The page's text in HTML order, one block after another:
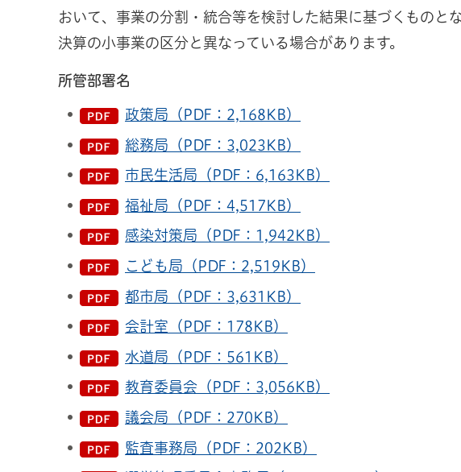
おいて、事業の分割・統合等を検討した結果に基づくものと
決算の小事業の区分と異なっている場合があります。
所管部署名
政策局（PDF：2,168KB）
総務局（PDF：3,023KB）
市民生活局（PDF：6,163KB）
福祉局（PDF：4,517KB）
感染対策局（PDF：1,942KB）
こども局（PDF：2,519KB）
都市局（PDF：3,631KB）
会計室（PDF：178KB）
水道局（PDF：561KB）
教育委員会（PDF：3,056KB）
議会局（PDF：270KB）
監査事務局（PDF：202KB）